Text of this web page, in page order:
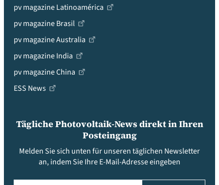
pv magazine Latinoamérica
pv magazine Brasil
pv magazine Australia
pv magazine India
pv magazine China
ESS News
Tägliche Photovoltaik-News direkt in Ihren
Posteingang
Melden Sie sich unten für unseren täglichen Newsletter
an, indem Sie Ihre E-Mail-Adresse eingeben